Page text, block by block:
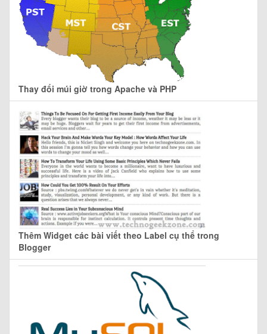
Thay đổi múi giờ trong Apache và PHP
Thêm Widget các bài viết theo Label cụ thể trong
Blogger